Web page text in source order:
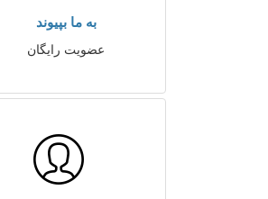
به ما بپیوند
عضویت رایگان